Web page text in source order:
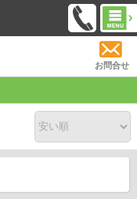
お問合せ